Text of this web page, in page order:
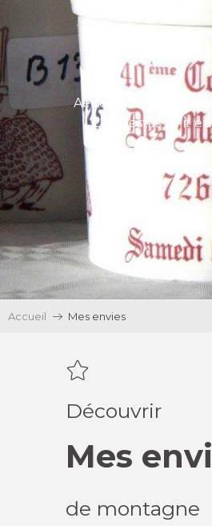
Aenean tincidunt
Ut egestas velit
Accueil Mes envies
Découvrir
Mes
de montagne